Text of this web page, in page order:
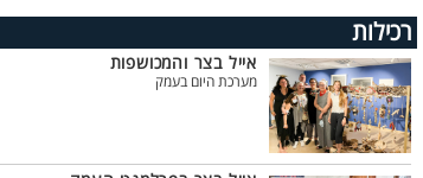
רכילות
אייל בצר והמכושפות
מערכת היום בעמק